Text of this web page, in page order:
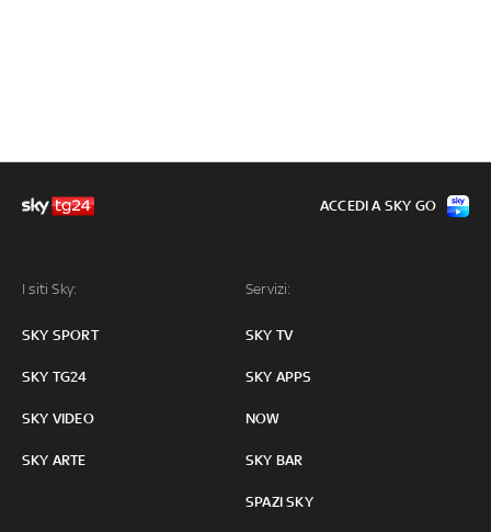
I siti Sky:
SKY SPORT
SKY TG24
SKY VIDEO
SKY ARTE
Servizi:
SKY TV
SKY APPS
NOW
SKY BAR
SPAZI SKY
ACCEDI A SKY GO